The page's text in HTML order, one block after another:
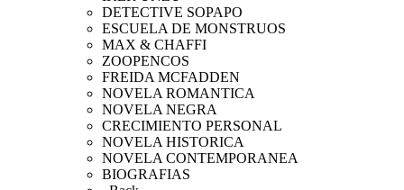
DETECTIVE SOPAPO
ESCUELA DE MONSTRUOS
MAX & CHAFFI
ZOOPENCOS
FREIDA MCFADDEN
NOVELA ROMANTICA
NOVELA NEGRA
CRECIMIENTO PERSONAL
NOVELA HISTORICA
NOVELA CONTEMPORANEA
BIOGRAFIAS